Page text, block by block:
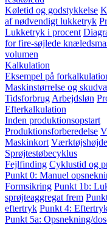
Køletid og godstykkelse
af nødvendigt lukketryk
Lukketryk i procent
for fire-søjlede
volumen
Kalkulation
Eksempel på
Maskinstørrelse og
Tidsforbrug Arbejdsløn
Efterkalkulation
Inden produktionsopstart
Produktionsforberedelse
Maskinkort Værktøjshøjde
Sprøjtestøbecyklus
Fejlfinding Cyklustid og
Punkt 0: Manuel
Formsikring Punkt 1b:
sprøjteaggregat frem
eftertryk Punkt 4:
Punkt 5a: Opsnekning/